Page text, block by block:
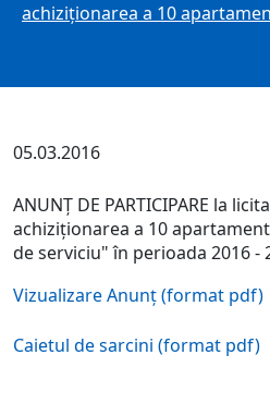
achiziţionarea a 10
05.03.2016
ANUNŢ DE PARTICIPARE la
achiziţionarea a 10
de serviciu" în perioada 2016 -
Vizualizare Anunț (format pdf)
Caietul de sarcini (format pdf)